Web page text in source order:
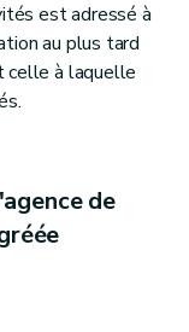
est adressé à
au plus tard
celle à laquelle
de